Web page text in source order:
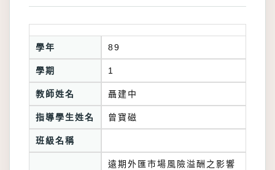
學年 89
學期 1
教師姓名 聶建中
指導學生姓名 曾寶磁
班級名稱
遠期外匯市場風險溢酬之影響